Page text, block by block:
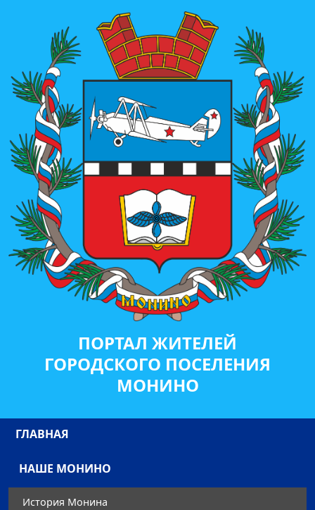
ПОРТАЛ ЖИТЕЛЕЙ
ГОРОДСКОГО ПОСЕЛЕНИЯ
МОНИНО
ГЛАВНАЯ
НАШЕ МОНИНО
История Монина